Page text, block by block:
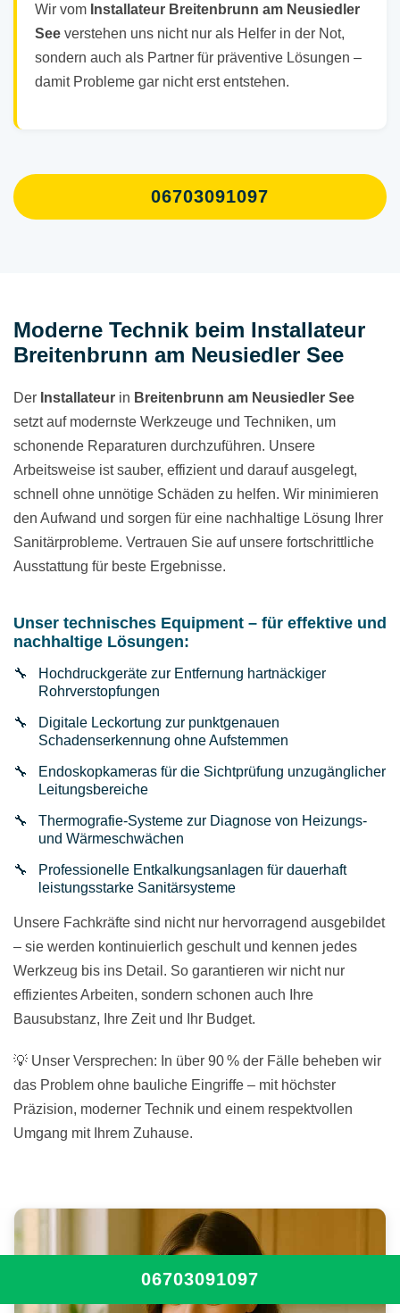
Wir vom Installateur Breitenbrunn am Neusiedler
See verstehen uns nicht nur als Helfer in der Not,
sondern auch als Partner für präventive Lösungen –
damit Probleme gar nicht erst entstehen.
06703091097
Moderne Technik beim Installateur
Breitenbrunn am Neusiedler See
Der Installateur in Breitenbrunn am Neusiedler See
setzt auf modernste Werkzeuge und Techniken, um
schonende Reparaturen durchzuführen. Unsere
Arbeitsweise ist sauber, effizient und darauf ausgelegt,
schnell ohne unnötige Schäden zu helfen. Wir minimieren
den Aufwand und sorgen für eine nachhaltige Lösung Ihrer
Sanitärprobleme. Vertrauen Sie auf unsere fortschrittliche
Ausstattung für beste Ergebnisse.
Unser technisches Equipment – für effektive und
nachhaltige Lösungen:
Hochdruckgeräte zur Entfernung hartnäckiger
Rohrverstopfungen
Digitale Leckortung zur punktgenauen
Schadenserkennung ohne Aufstemmen
Endoskopkameras für die Sichtprüfung unzugänglicher
Leitungsbereiche
Thermografie-Systeme zur Diagnose von Heizungs-
und Wärmeschwächen
Professionelle Entkalkungsanlagen für dauerhaft
leistungsstarke Sanitärsysteme
Unsere Fachkräfte sind nicht nur hervorragend ausgebildet
– sie werden kontinuierlich geschult und kennen jedes
Werkzeug bis ins Detail. So garantieren wir nicht nur
effizientes Arbeiten, sondern schonen auch Ihre
Bausubstanz, Ihre Zeit und Ihr Budget.
💡 Unser Versprechen: In über 90 % der Fälle beheben wir
das Problem ohne bauliche Eingriffe – mit höchster
Präzision, moderner Technik und einem respektvollen
Umgang mit Ihrem Zuhause.
06703091097